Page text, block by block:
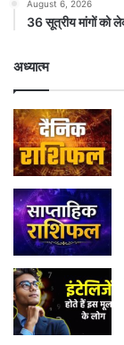
August 6, 2026
36 सूत्रीय मांगों को
अध्यात्म